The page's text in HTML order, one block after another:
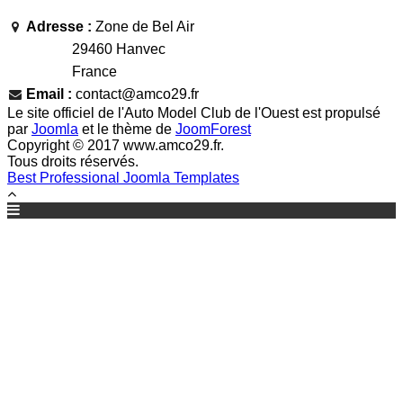
Adresse : Zone de Bel Air
29460 Hanvec
France
Email : contact@amco29.fr
Le site officiel de l'Auto Model Club de l'Ouest est propulsé
par Joomla et le thème de JoomForest
Copyright © 2017 www.amco29.fr.
Tous droits réservés.
Best Professional Joomla Templates